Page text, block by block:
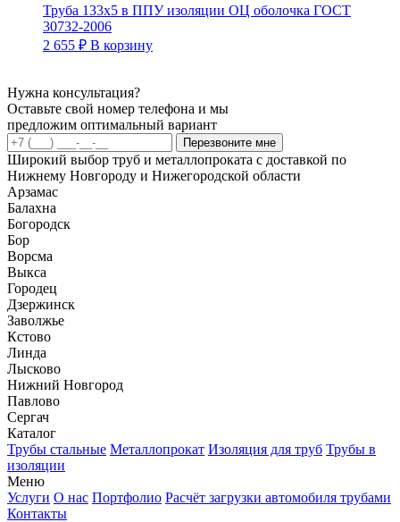
Труба 133х5 в ППУ изоляции ОЦ оболочка ГОСТ
30732-2006
2 655 ₽ В корзину
Нужна консультация?
Оставьте свой номер телефона и мы
предложим оптимальный вариант
Перезвоните мне
Широкий выбор труб и металлопроката с доставкой по
Нижнему Новгороду и Нижегородской области
Арзамас
Балахна
Богородск
Бор
Ворсма
Выкса
Городец
Дзержинск
Заволжье
Кстово
Линда
Лысково
Нижний Новгород
Павлово
Сергач
Каталог
Трубы стальные Металлопрокат Изоляция для труб Трубы в
изоляции
Меню
Услуги О нас Портфолио Расчёт загрузки автомобиля трубами
Контакты